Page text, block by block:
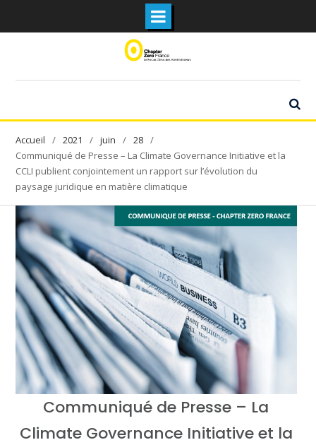
2021 juin
28
Communiqué de Presse – La Climate Governance Initiative et la
CCLI publient conjointement un rapport sur l’évolution du
paysage juridique en matière climatique
Communiqué de Presse – La
Climate Governance Initiative et la